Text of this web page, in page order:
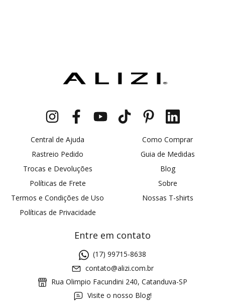
Central de Ajuda
Rastreio Pedido
Trocas e Devoluções
Políticas de Frete
Termos e Condições de Uso
Políticas de Privacidade
Como Comprar
Guia de Medidas
Blog
Sobre
Nossas T-shirts
Entre em contato
(17) 99715-8638
contato@alizi.com.br
Rua Olimpio Facundini 240, Catanduva-SP
Visite o nosso Blog!